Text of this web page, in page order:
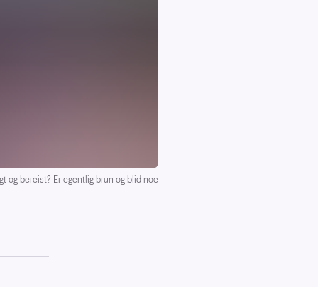
og bereist? Er egentlig brun og blid noe